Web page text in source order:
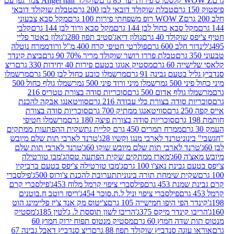
טבלת שוקולד דובאי לבן 200 גרם
טבלת שוקולד דובאי
WOW Z רופ משפחתי פירות 100 גרם
מקל סבא צבעוני
סבא כחול לבן 144 גרם
מקל סבא ורוד לבן 144 גרם
קלבי
40 גרם
גולון דיאג'סטיב תפוז 280ג'
גולון באטר פליי
600 גרם
פולרטי חטיפי קרח 400 מ"ל ורוד
ממרח נוטלה
טבלת פררו רושר שוקולד מריר 70% 90 גרם
ביצת קינדר
60 גרם
מסטיק אגוגו בטעם פירות 40 יחידות 330 גרם
ריצ
גבינה 91 גרם
מרשמלו כובע כחול לבן 500 גרם
מרשמלו
ג
מרשמלו מיני ורוד פיני 500 ג
מרשמלו גולף כחול 500
אדום 500 גרם
סוכריות סודה בצורת טטריס 216
בצורת כלי עבודה 216 גרם
סוויטאנגו אבקה להכנת
סוויטאנגו ממתיק 700 גרם
סוכריות סודה בצורת
סוכריות סודה בצורת פיצה 180 גרם
מרשמלו חטיפי
ממרח תמרים 450 גרם קליית גת
שקית ההפתעות ממתקים
טרנד לארבי מנגו וקשיו 28ג'
טרנד לארבי תות שלם מיובש
לארבי תות שלם מיובש שוקו 60ג'
טרנד לארבי תות שלם
מארז ממתקים שקית הפתעה טסהג'מבו טורטילה
נאצ'ו 100 גרם
ג'מבו טורטילה צ'יפס בטעם ברביקיו
שימחת תורה בינוניתתערובת להכנת צ'ורוס 500ג'
פילסברי
453 גרם
פילסברי ציפוי קרמל מלוח 453ג'
פילסברי קרם
פילסברי ציפוי וניל ל.ת.סוכר 454ג'
ריסז רוטב ח.בוטנים
היפו חמישייה 105 גרם
צ'יטוס מק אנד צ'יז פליימינג הוט
מיקס 375ג'
הריבו לשון תוססת ל. ג'לטין 185ג'
מסטיק
חמוץ 60 גרם
מסטיק מנטוס תפוח ירוק חמוץ 60
סנדביץ שוקולד תפוז 88 גרם
ריצ סנדביץ דאבל גבינה 67